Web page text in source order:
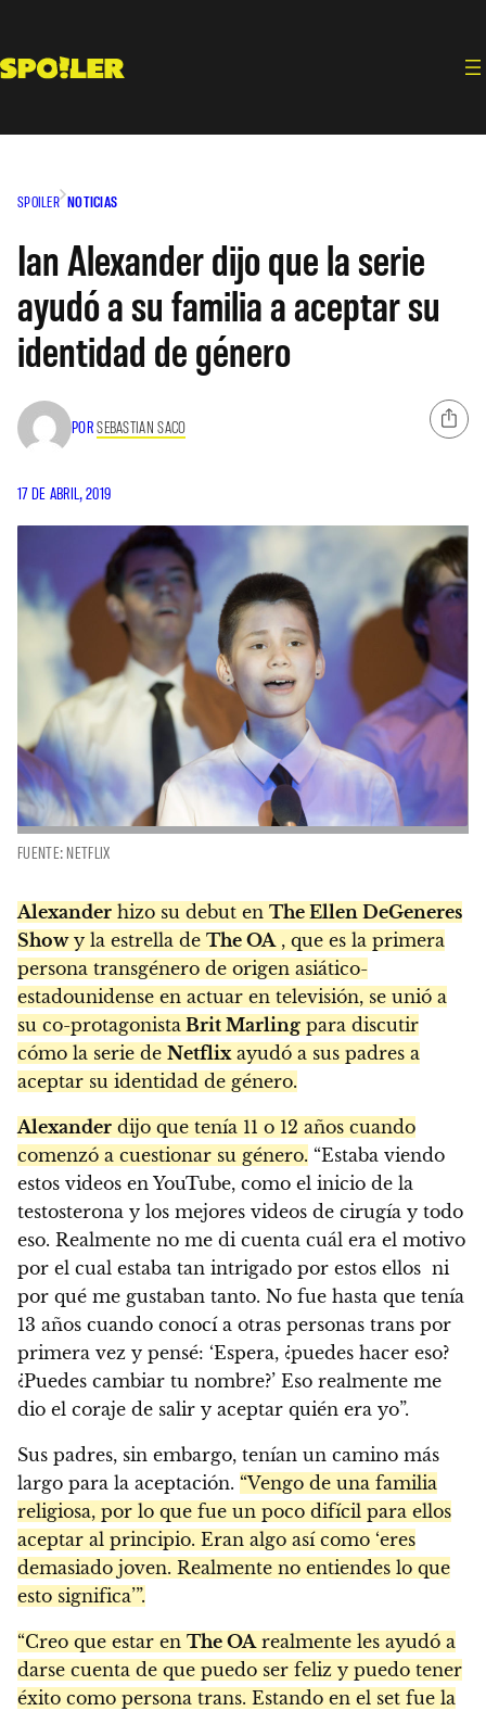
contenido
SPOILER NOTICIAS
Ian Alexander dijo que la serie
ayudó a su familia a aceptar su
identidad de género
PORSEBASTIAN SACO
17 DE ABRIL, 2019
FUENTE: NETFLIX
Alexander hizo su debut en The Ellen DeGeneres
Showy la estrella de The OA , que es la primera
persona transgénero de origen asiático-
estadounidense en actuar en televisión, se unió a
su co-protagonista Brit Marling para discutir
cómo la serie de Netflix ayudó a sus padres a
aceptar su identidad de género.
Alexander dijo que tenía 11 o 12 años cuando
comenzó a cuestionar su género. “Estaba viendo
estos videos en YouTube, como el inicio de la
testosterona y los mejores videos de cirugía y todo
eso. Realmente no me di cuenta cuál era el motivo
por el cual estaba tan intrigado por estos ellos ni
por qué me gustaban tanto. No fue hasta que tenía
13 años cuando conocí a otras personas trans por
primera vez y pensé: ‘Espera, ¿puedes hacer eso?
¿Puedes cambiar tu nombre?’ Eso realmente me
dio el coraje de salir y aceptar quién era yo”.
Sus padres, sin embargo, tenían un camino más
largo para la aceptación. “Vengo de una familia
religiosa, por lo que fue un poco difícil para ellos
aceptar al principio. Eran algo así como ‘eres
demasiado joven. Realmente no entiendes lo que
esto significa’”.
“Creo que estar en The OA realmente les ayudó a
darse cuenta de que puedo ser feliz y puedo tener
éxito como persona trans. Estando en el set fue la